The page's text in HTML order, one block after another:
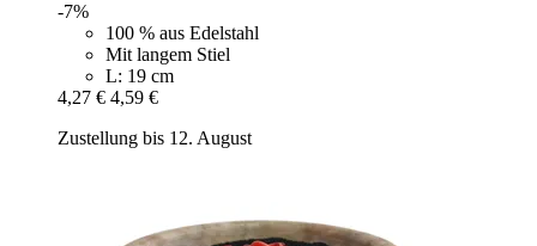
-7%
100 % aus Edelstahl
Mit langem Stiel
L: 19 cm
4,27 € 4,59 €
Zustellung bis 12. August